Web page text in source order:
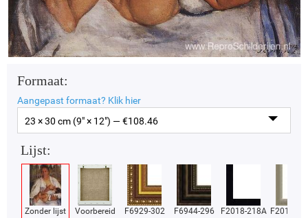
Formaat:
Aangepast formaat? Klik hier
23 × 30 cm (9" × 12") — €108.46
Lijst:
Zonder lijst Voorbereid F6929-302 F6944-296 F2018-218A F2018-